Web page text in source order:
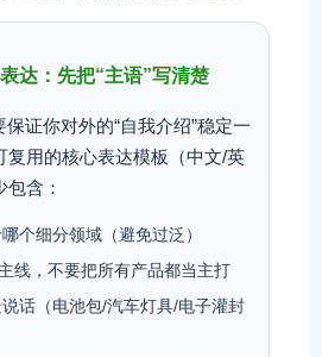
达：先把“主语”写清楚
证你对外的“自我介绍”稳定一
复用的核心表达模板（中文/英
含：
哪个细分领域（避免过泛）
线，不要把所有产品都当主打
说话（电池包/汽车灯具/电子灌封